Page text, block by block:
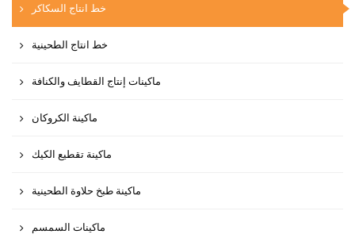
خط انتاج السكاكر
خط انتاج الطحينية
ماكينات إنتاج القطايف والكنافة
ماكينة الكروكان
ماكينة تقطيع الكيك
ماكينة طبخ حلاوة الطحينية
ماكينات السمسم